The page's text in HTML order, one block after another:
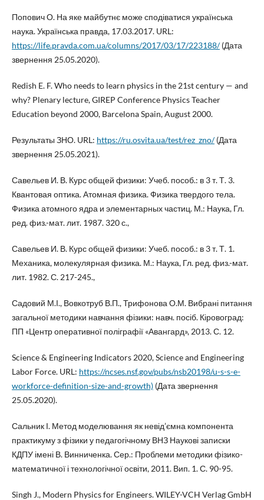
Попович О. На яке майбутнє може сподіватися українська
наука. Українська правда, 17.03.2017. URL:
https://life.pravda.com.ua/columns/2017/03/17/223188/(Дата
звернення 25.05.2020).
Redish E. F. Who needs to learn physics in the 21st century — and
why? Plenary lecture, GIREP Conference Physics Teacher
Education beyond 2000, Barcelona Spain, August 2000.
Результаты ЗНО. URL: https://ru.osvita.ua/test/rez_zno/(Дата
звернення 25.05.2021).
Савельев И. В. Курс общей физики: Учеб. пособ.: в 3 т. Т. 3.
Квантовая оптика. Атомная физика. Физика твердого тела.
Физика атомного ядра и элементарных частиц. М.: Наука, Гл.
ред. физ.-мат. лит. 1987. 320 с.,
Савельев И. В. Курс общей физики: Учеб. пособ.: в 3 т. Т. 1.
Механика, молекулярная физика. М.: Наука, Гл. ред. физ.-мат.
лит. 1982. С. 217-245.,
Садовий М.І., Вовкотруб В.П., Трифонова О.М. Вибрані питання
загальної методики навчання фізики: навч. посіб. Кіровоград:
ПП «Центр оперативної поліграфії «Авангард», 2013. С. 12.
Science & Engineering Indicators 2020, Science and Engineering
Labor Force. URL: https://ncses.nsf.gov/pubs/nsb20198/u-s-s-e-
workforce-definition-size-and-growth)(Дата звернення
25.05.2020).
Сальник І. Метод моделювання як невід’ємна компонента
практикуму з фізики у педагогічному ВНЗ Наукові записки
КДПУ імені В. Винниченка. Сер.: Проблеми методики фізико-
математичної і технологічної освіти, 2011. Вип. 1. С. 90-95.
Singh J., Modern Physics for Engineers. WILEY-VCH Verlag GmbH